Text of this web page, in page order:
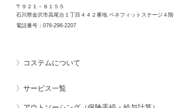
〒９２１－８１５５
石川県金沢市高尾台１丁目４４２番地 ベネフィットステージ４階
電話番号： 076-298-2207
コステムについて
サービス一覧